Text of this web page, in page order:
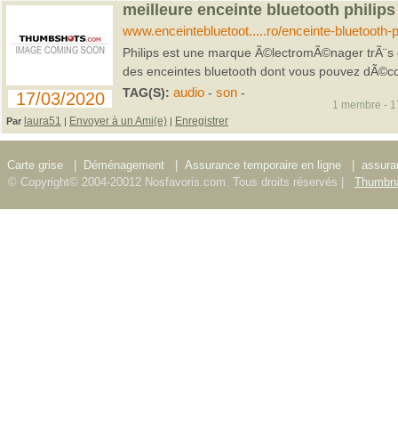
17/03/2020
meilleure enceinte bluetooth
www.enceintebluetoot.....ro/enceinte-bluetooth-
Philips est une marque Ã©lectromÃ©nager
des enceintes bluetooth dont vous pouvez
TAG(S): audio- son -
Par laura51 | Envoyer à un Ami(e) | Enregistrer
1 membre -
Carte grise Déménagement Assurance temporaire en ligne
© Copyright© 2004-20012 Nosfavoris.com. Tous droits réservés |